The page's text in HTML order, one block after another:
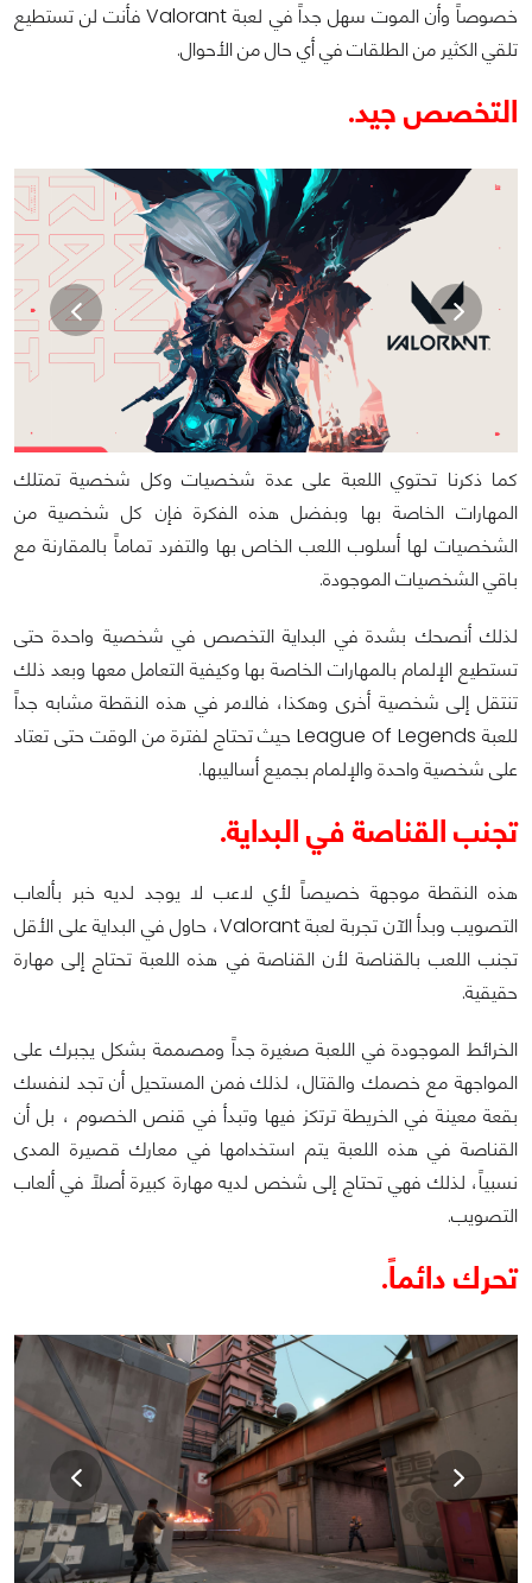
خصوصاً وأن الموت سهل جداً في لعبة Valorant فأنت لن تستطيع
تلقي الكثير من الطلقات في أي حال من الأحوال.
التخصص جيد.
كما ذكرنا تحتوي اللعبة على عدة شخصيات وكل شخصية تمتلك
المهارات الخاصة بها وبفضل هذه الفكرة فإن كل شخصية من
الشخصيات لها أسلوب اللعب الخاص بها والتفرد تماماً بالمقارنة مع
باقي الشخصيات الموجودة.
لذلك أنصحك بشدة في البداية التخصص في شخصية واحدة حتى
تستطيع الإلمام بالمهارات الخاصة بها وكيفية التعامل معها وبعد ذلك
تنتقل إلى شخصية أخرى وهكذا، فالامر في هذه النقطة مشابه جداً
للعبة League of Legends حيث تحتاج لفترة من الوقت حتى تعتاد
على شخصية واحدة والإلمام بجميع أساليبها.
تجنب القناصة في البداية.
هذه النقطة موجهة خصيصاً لأي لاعب لا يوجد لديه خبر بألعاب
التصويب وبدأ الآن تجربة لعبة Valorant، حاول في البداية على الأقل
تجنب اللعب بالقناصة لأن القناصة في هذه اللعبة تحتاج إلى مهارة
حقيقية.
الخرائط الموجودة في اللعبة صغيرة جداً ومصممة بشكل يجبرك على
المواجهة مع خصمك والقتال، لذلك فمن المستحيل أن تجد لنفسك
بقعة معينة في الخريطة ترتكز فيها وتبدأ في قنص الخصوم ، بل أن
القناصة في هذه اللعبة يتم استخدامها في معارك قصيرة المدى
نسبياً، لذلك فهي تحتاج إلى شخص لديه مهارة كبيرة أصلاً في ألعاب
التصويب.
تحرك دائماً.